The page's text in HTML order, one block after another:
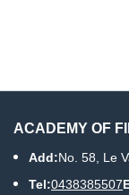
ACADEMY OF
Add:No. 58, Le
Tel:0438385507